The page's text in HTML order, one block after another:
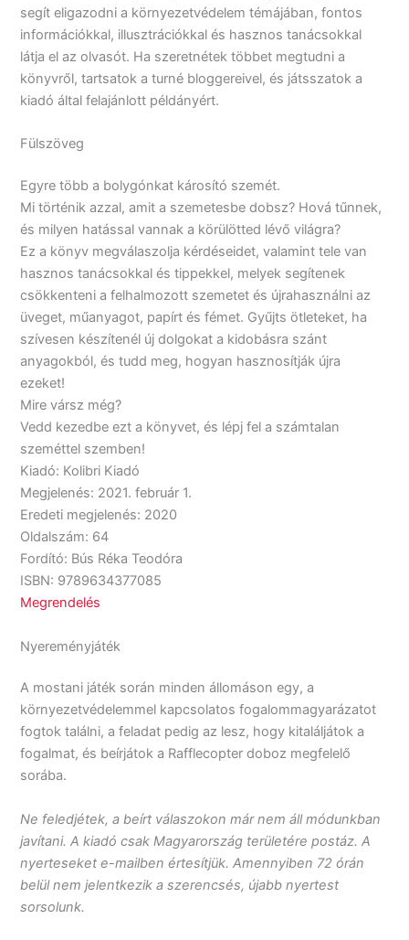
segít eligazodni a környezetvédelem témájában, fontos
információkkal, illusztrációkkal és hasznos tanácsokkal
látja el az olvasót. Ha szeretnétek többet megtudni a
könyvről, tartsatok a turné bloggereivel, és játsszatok a
kiadó által felajánlott példányért.
Fülszöveg
Egyre több a bolygónkat károsító szemét.
Mi történik azzal, amit a szemetesbe dobsz? Hová tűnnek,
és milyen hatással vannak a körülötted lévő világra?
Ez a könyv megválaszolja kérdéseidet, valamint tele van
hasznos tanácsokkal és tippekkel, melyek segítenek
csökkenteni a felhalmozott szemetet és újrahasználni az
üveget, műanyagot, papírt és fémet. Gyűjts ötleteket, ha
szívesen készítenél új dolgokat a kidobásra szánt
anyagokból, és tudd meg, hogyan hasznosítják újra
ezeket!
Mire vársz még?
Vedd kezedbe ezt a könyvet, és lépj fel a számtalan
szeméttel szemben!
Kiadó: Kolibri Kiadó
Megjelenés: 2021. február 1.
Eredeti megjelenés: 2020
Oldalszám: 64
Fordító: Bús Réka Teodóra
ISBN: 9789634377085
Megrendelés
Nyereményjáték
A mostani játék során minden állomáson egy, a
környezetvédelemmel kapcsolatos fogalommagyarázatot
fogtok találni, a feladat pedig az lesz, hogy kitaláljátok a
fogalmat, és beírjátok a Rafflecopter doboz megfelelő
sorába.
Ne feledjétek, a beírt válaszokon már nem áll módunkban
javítani. A kiadó csak Magyarország területére postáz. A
nyerteseket e-mailben értesítjük. Amennyiben 72 órán
belül nem jelentkezik a szerencsés, újabb nyertest
sorsolunk.